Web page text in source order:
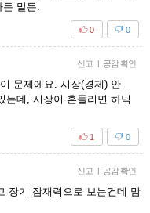
든 말든.
0
0
신고 | 공감 확인
문제에요. 시장(경제) 안
는데, 시장이 흔들리면 하닉
0
1
신고 | 공감 확인
장기 잠재력으로 보는건데 맘